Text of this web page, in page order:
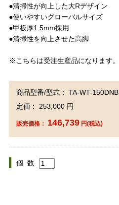
●清掃性が向上した大Rデザイン
●使いやすいグローバルサイズ
●甲板厚1.5mm採用
●清掃性を向上させた高脚
※こちらは受注生産品になります。
商品型番/型式： TA-WT-150DNB
定価： 253,000 円
販売価格： 146,739円(税込)
個 数